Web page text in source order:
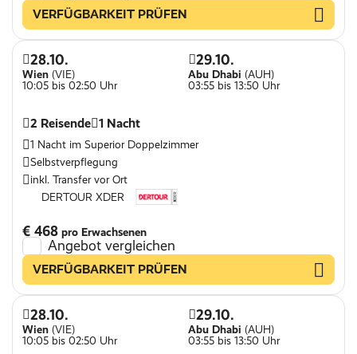
VERFÜGBARKEIT PRÜFEN
28.10.
Wien (VIE)
10:05 bis 02:50 Uhr
29.10.
Abu Dhabi (AUH)
03:55 bis 13:50 Uhr
2 Reisende 1 Nacht
1 Nacht im Superior Doppelzimmer
Selbstverpflegung
inkl. Transfer vor Ort
DERTOUR XDER
€ 468 pro Erwachsenen
Angebot vergleichen
VERFÜGBARKEIT PRÜFEN
28.10.
Wien (VIE)
10:05 bis 02:50 Uhr
29.10.
Abu Dhabi (AUH)
03:55 bis 13:50 Uhr